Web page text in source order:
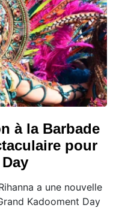
à la Barbade
pour
a une nouvelle
Kadooment Day